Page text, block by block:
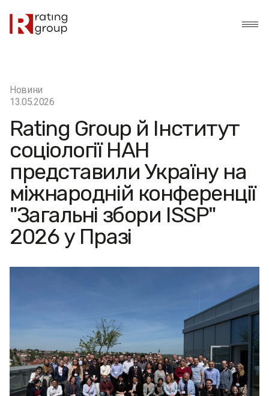
Новини
13.05.2026
Rating Group й Інститут
соціології НАН
представили Україну на
міжнародній конференції
"Загальні збори ISSP"
2026 у Празі